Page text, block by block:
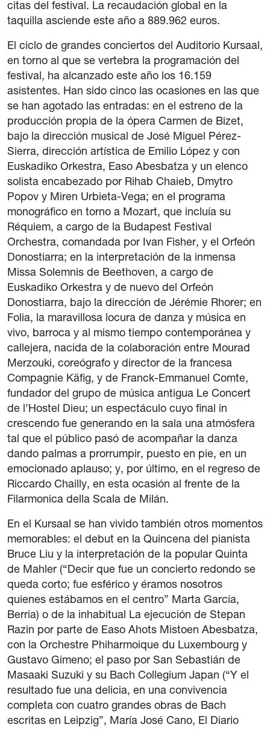
citas del festival. La recaudación global en la
taquilla asciende este año a 889.962 euros.
El ciclo de grandes conciertos del Auditorio Kursaal,
en torno al que se vertebra la programación del
festival, ha alcanzado este año los 16.159
asistentes. Han sido cinco las ocasiones en las que
se han agotado las entradas: en el estreno de la
producción propia de la ópera Carmen de Bizet,
bajo la dirección musical de José Miguel Pérez-
Sierra, dirección artística de Emilio López y con
Euskadiko Orkestra, Easo Abesbatza y un elenco
solista encabezado por Rihab Chaieb, Dmytro
Popov y Miren Urbieta-Vega; en el programa
monográfico en torno a Mozart, que incluía su
Réquiem, a cargo de la Budapest Festival
Orchestra, comandada por Ivan Fisher, y el Orfeón
Donostiarra; en la interpretación de la inmensa
Missa Solemnis de Beethoven, a cargo de
Euskadiko Orkestra y de nuevo del Orfeón
Donostiarra, bajo la dirección de Jérémie Rhorer; en
Folia, la maravillosa locura de danza y música en
vivo, barroca y al mismo tiempo contemporánea y
callejera, nacida de la colaboración entre Mourad
Merzouki, coreógrafo y director de la francesa
Compagnie Käfig, y de Franck-Emmanuel Comte,
fundador del grupo de música antigua Le Concert
de l’Hostel Dieu; un espectáculo cuyo final in
crescendo fue generando en la sala una atmósfera
tal que el público pasó de acompañar la danza
dando palmas a prorrumpir, puesto en pie, en un
emocionado aplauso; y, por último, en el regreso de
Riccardo Chailly, en esta ocasión al frente de la
Filarmonica della Scala de Milán.
En el Kursaal se han vivido también otros momentos
memorables: el debut en la Quincena del pianista
Bruce Liu y la interpretación de la popular Quinta
de Mahler (“Decir que fue un concierto redondo se
queda corto; fue esférico y éramos nosotros
quienes estábamos en el centro” Marta García,
Berria) o de la inhabitual La ejecución de Stepan
Razin por parte de Easo Ahots Mistoen Abesbatza,
con la Orchestre Phiharmoique du Luxembourg y
Gustavo Gimeno; el paso por San Sebastián de
Masaaki Suzuki y su Bach Collegium Japan (“Y el
resultado fue una delicia, en una convivencia
completa con cuatro grandes obras de Bach
escritas en Leipzig”, María José Cano, El Diario